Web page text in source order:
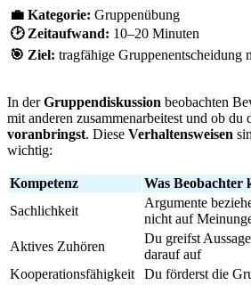
💼 Kategorie: Gruppenübung
🕑 Zeitaufwand: 10–20 Minuten
🎯 Ziel: tragfähige Gruppenentscheidung
In derGruppendiskussion beobachten
mit anderen zusammenarbeitest und ob du
voranbringst. Diese Verhaltensweisen
wichtig:
Kompetenz
Was Beobachter
Sachlichkeit
Argumente
nicht auf
Aktives Zuhören
Du greifst
darauf auf
Kooperationsfähigkeit
Du förderst die